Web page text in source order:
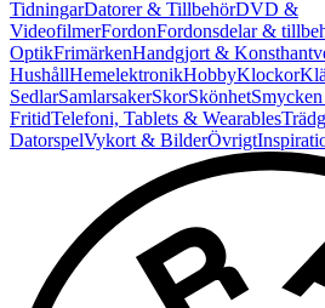
TidningarDatorer & TillbehörDVD &
VideofilmerFordonFordonsdelar &
OptikFrimärkenHandgjort &
HushållHemelektronikHobbyKlockor
SedlarSamlarsakerSkorSkönhet
FritidTelefoni, Tablets & Wearables
DatorspelVykort & BilderÖvrigt